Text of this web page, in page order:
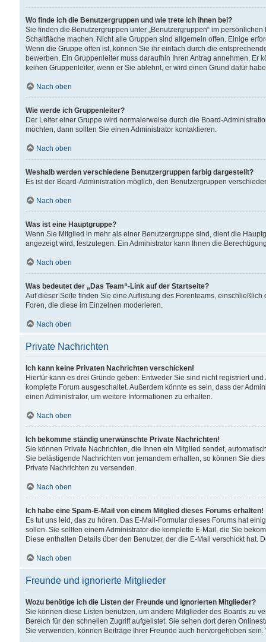
Wo finde ich die Benutzergruppen und wie trete ich ihnen bei?
Sie finden die Benutzergruppen unter „Benutzergruppen“ im
Schaltfläche machen. Nicht alle Gruppen sind allgemein offen. Einige
Wenn die Gruppe offen ist, können Sie ihr einfach durch die
bewerben. Ein Gruppenleiter muss daraufhin Ihren Antrag annehmen.
keinen Gruppenleiter, wenn er Sie ablehnt, er wird einen Grund dafür
Nach oben
Wie werde ich Gruppenleiter?
Der Leiter einer Gruppe wird normalerweise durch die Board-
möchten, dann sollten Sie einen Administrator kontaktieren.
Nach oben
Weshalb werden verschiedene Benutzergruppen farbig dargestellt?
Es ist der Board-Administration möglich, den Benutzergruppen
Nach oben
Was ist eine Hauptgruppe?
Wenn Sie Mitglied in mehr als einer Benutzergruppe sind, dient die
angezeigt wird, festzulegen. Ein Administrator kann Ihnen die
Nach oben
Was bedeutet der „Das Team“-Link auf der Startseite?
Auf dieser Seite finden Sie eine Auflistung des Forenteams,
Foren, die diese im Einzelnen moderieren.
Nach oben
Private Nachrichten
Ich kann keine Privaten Nachrichten verschicken!
Hierfür kann es drei Gründe geben: Entweder Sie sind nicht registriert
komplette Forum ausgeschaltet. Außerdem könnte es sein, dass der
einen Administrator, um weitere Informationen zu erhalten.
Nach oben
Ich bekomme ständig unerwünschte Private Nachrichten!
Sie können Private Nachrichten, die Ihnen ein Mitglied sendet,
Sie belästigende Nachrichten von jemandem erhalten, so können Sie
Private Nachrichten zu versenden.
Nach oben
Ich habe eine Spam-E-Mail von einem Mitglied dieses Forums erhalten!
Es tut uns leid, das zu hören. Das E-Mail-Formular dieses Forums hat
sollen. Sie sollten einem Administrator die komplette E-Mail, die Sie
Diese enthalten Details über den Benutzer, der die E-Mail verschickt hat.
Nach oben
Freunde und ignorierte Mitglieder
Wozu benötige ich die Listen der Freunde und ignorierten Mitglieder?
Sie können diese Listen benutzen, um andere Mitglieder des Boards zu
Bereich für den schnellen Zugriff aufgelistet. Sie sehen dort deren
Sie verwenden, können Beiträge Ihrer Freunde auch hervorgehoben